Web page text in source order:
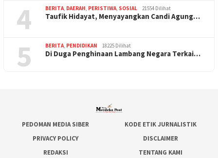
4 BERITA DAERAH PERISTIWA SOSIAL 21554 Dilihat
Taufik Hidayat, Menyayangkan Candi Agung…
5 BERITA PENDIDIKAN 18225 Dilihat
Di Duga Penghinaan Lambang Negara Terkai…
PEDOMAN MEDIA SIBER
KODE ETIK JURNALISTIK
PRIVACY POLICY
DISCLAIMER
REDAKSI
TENTANG KAMI